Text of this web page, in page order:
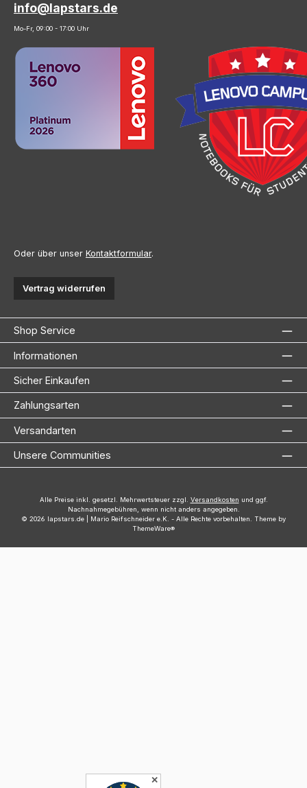
info@lapstars.de
Mo-Fr, 09:00 - 17:00 Uhr
Oder über unser Kontaktformular.
Vertrag widerrufen
Shop Service
Informationen
Sicher Einkaufen
Zahlungsarten
Versandarten
Unsere Communities
Alle Preise inkl. gesetzl. Mehrwertsteuer zzgl. Versandkosten und ggf.
Nachnahmegebühren, wenn nicht anders angegeben.
© 2026 lapstars.de | Mario Reifschneider e.K. - Alle Rechte vorbehalten. Theme by
ThemeWare®
✕